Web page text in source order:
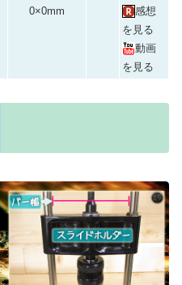
0×0mm
感想
を見る
動画
を見る